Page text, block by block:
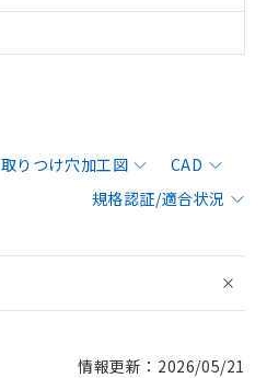
取りつけ穴加工図
CAD
規格認証/適合状況
情報更新：2026/05/21